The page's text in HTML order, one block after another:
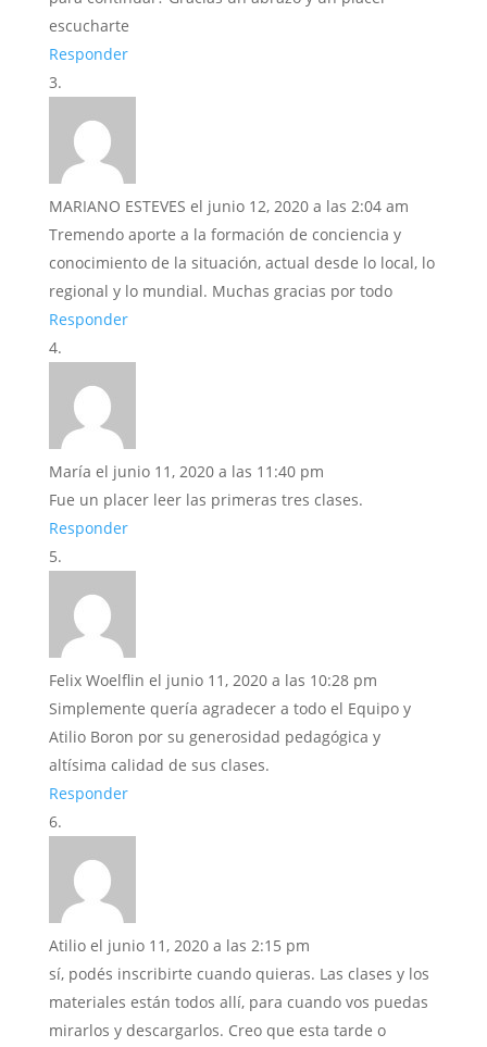
escucharte
Responder
MARIANO ESTEVES el junio 12, 2020 a las 2:04 am
Tremendo aporte a la formación de conciencia y
conocimiento de la situación, actual desde lo local, lo
regional y lo mundial. Muchas gracias por todo
Responder
María el junio 11, 2020 a las 11:40 pm
Fue un placer leer las primeras tres clases.
Responder
Felix Woelflin el junio 11, 2020 a las 10:28 pm
Simplemente quería agradecer a todo el Equipo y
Atilio Boron por su generosidad pedagógica y
altísima calidad de sus clases.
Responder
Atilio el junio 11, 2020 a las 2:15 pm
sí, podés inscribirte cuando quieras. Las clases y los
materiales están todos allí, para cuando vos puedas
mirarlos y descargarlos. Creo que esta tarde o